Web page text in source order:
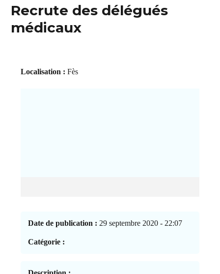
Recrute des délégués
médicaux
Localisation : Fès
Date de publication : 29 septembre 2020 - 22:07
Catégorie :